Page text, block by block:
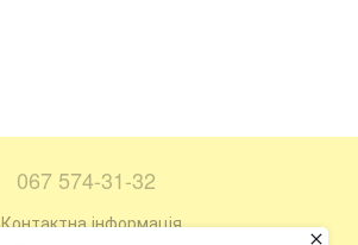
067 574-31-32
Контактна інформація